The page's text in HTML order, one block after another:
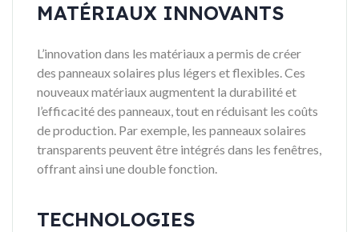
MATÉRIAUX INNOVANTS
L’innovation dans les matériaux a permis de créer
des panneaux solaires plus légers et flexibles. Ces
nouveaux matériaux augmentent la durabilité et
l’efficacité des panneaux, tout en réduisant les coûts
de production. Par exemple, les panneaux solaires
transparents peuvent être intégrés dans les fenêtres,
offrant ainsi une double fonction.
TECHNOLOGIES